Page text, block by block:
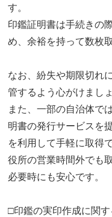
す。
印鑑証明書は手続きの
め、余裕を持って数枚
なお、紛失や期限切れ
管するよう心がけましょ
また、一部の自治体で
明書の発行サービスを
を利用して手軽に取得
役所の営業時間外でも
必要時にも安心です。
□印鑑の実印作成に関